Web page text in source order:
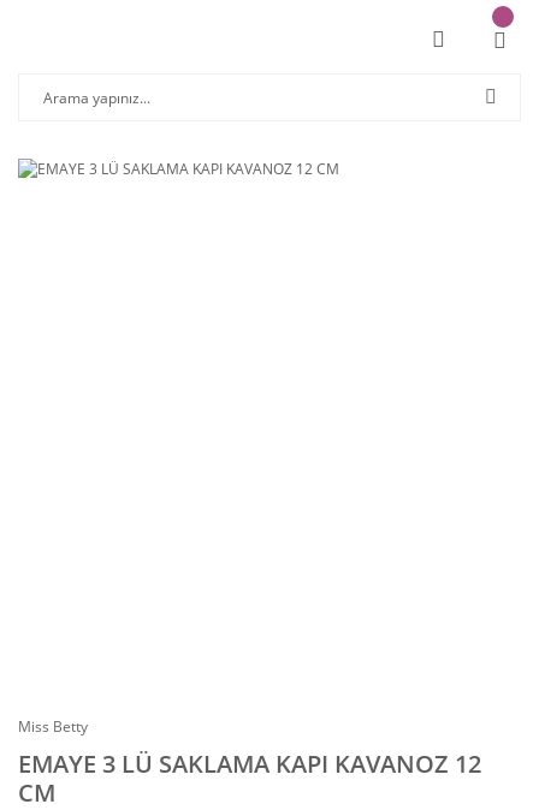
Miss Betty
EMAYE 3 LÜ SAKLAMA KAPI KAVANOZ 12
CM